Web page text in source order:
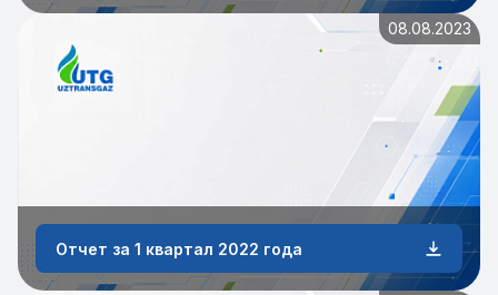
08.08.2023
Отчет за 1 квартал 2022 года